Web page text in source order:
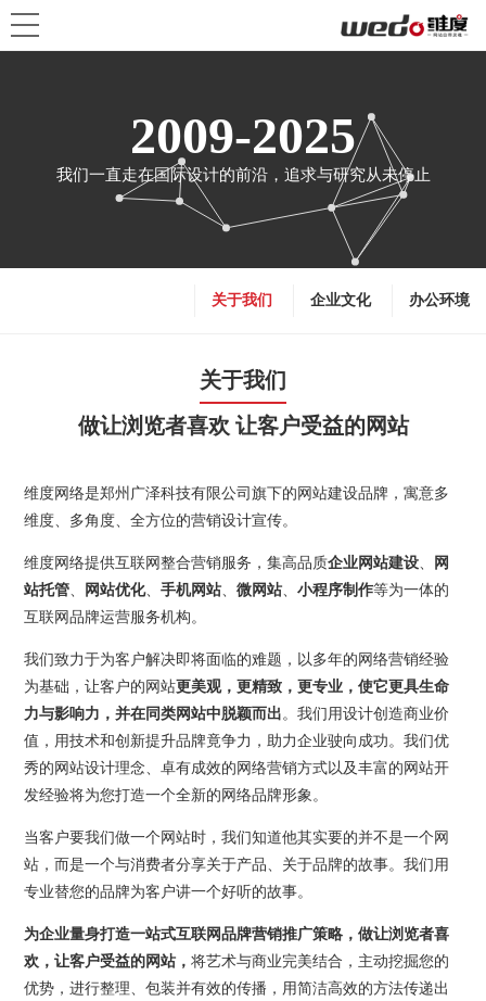
2009-2025
我们一直走在国际设计的前沿，追求与研究从未停止
关于我们 企业文化 办公环境
关于我们
做让浏览者喜欢 让客户受益的网站
维度网络是郑州广泽科技有限公司旗下的网站建设品牌，寓意多
维度、多角度、全方位的营销设计宣传。
维度网络提供互联网整合营销服务，集高品质企业网站建设、
网
站托管、 网站优化、手机网站、微网站、小程序制作等为一体的
互联网品牌运营服务机构。
我们致力于为客户解决即将面临的难题，以多年的网络营销经验
为基础，让客户的网站更美观，更精致，更专业，使它更具生命
力与影响力，并在同类网站中脱颖而出。我们用设计创造商业价
值，用技术和创新提升品牌竟争力，助力企业驶向成功。我们优
秀的网站设计理念、卓有成效的网络营销方式以及丰富的网站开
发经验将为您打造一个全新的网络品牌形象。
当客户要我们做一个网站时，我们知道他其实要的并不是一个网
站，而是一个与消费者分享关于产品、关于品牌的故事。我们用
专业替您的品牌为客户讲一个好听的故事。
为企业量身打造一站式互联网品牌营销推广策略，做让浏览者喜
欢，让客户受益的网站，将艺术与商业完美结合，主动挖掘您的
优势，进行整理、包装并有效的传播，用简洁高效的方法传递出